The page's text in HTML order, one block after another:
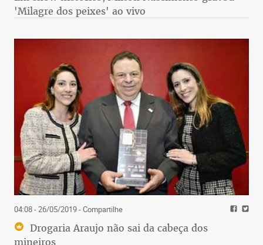
'Milagre dos peixes' ao vivo
04:08 - 26/05/2019- Compartilhe
Drogaria Araujo não sai da cabeça dos
mineiros